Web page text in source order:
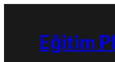
Eğitim